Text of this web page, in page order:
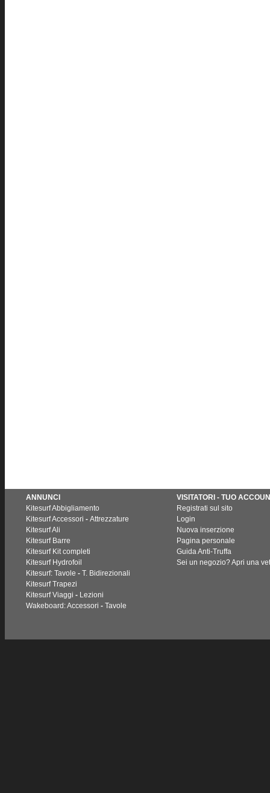
ANNUNCI
Kitesurf Abbigliamento
Kitesurf Accessori - Attrezzature
Kitesurf Ali
Kitesurf Barre
Kitesurf Kit completi
Kitesurf Hydrofoil
Kitesurf: Tavole - T. Bidirezionali
Kitesurf Trapezi
Kitesurf Viaggi - Lezioni
Wakeboard: Accessori - Tavole
VISITATORI - TUO
Registrati sul sito
Login
Nuova inserzione
Pagina personale
Guida Anti-Truffa
Sei un negozio? Apri una